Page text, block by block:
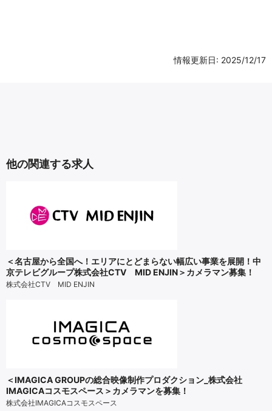
情報更新日: 2025/12/17
他の関連する求人
＜名古屋から全国へ！エリアにとどまらない幅広い事業を展開！中
京テレビグループ株式会社CTV MID ENJIN＞カメラマン募集！
株式会社CTV MID ENJIN
＜IMAGICA GROUPの総合映像制作プロダクション_株式会社
IMAGICAコスモスペース＞カメラマンを募集！
株式会社IMAGICAコスモスペース